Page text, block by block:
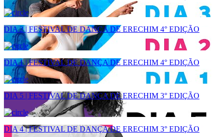
DIA 2 | FESTIVAL DE DANÇA DE ERECHIM 4° EDIÇÃO
DIA 1 | FESTIVAL DE DANÇA DE ERECHIM 4° EDIÇÃO
DIA 5 | FESTIVAL DE DANÇA DE ERECHIM 3° EDIÇÃO
DIA 4 | FESTIVAL DE DANÇA DE ERECHIM 3° EDIÇÃO